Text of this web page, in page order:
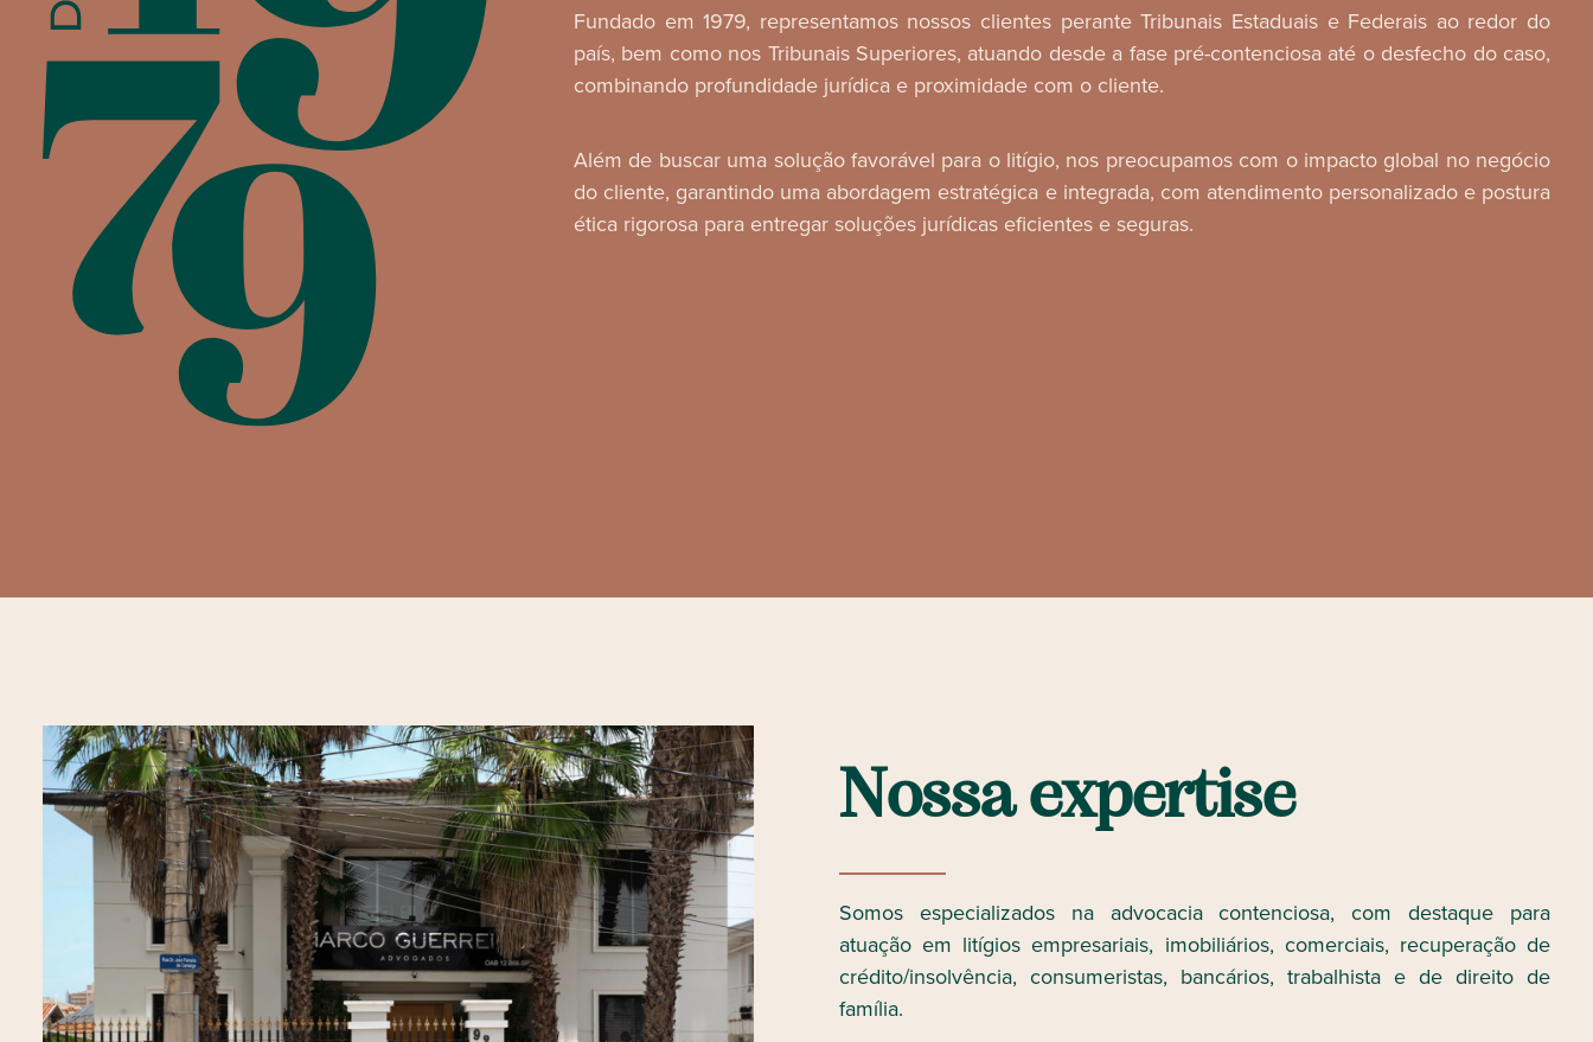
Fundado em 1979, representamos nossos clientes perante Tribunais Estaduais e Federais ao redor do
país, bem como nos Tribunais Superiores, atuando desde a fase pré-contenciosa até o desfecho do caso,
combinando profundidade jurídica e proximidade com o cliente.
Além de buscar uma solução favorável para o litígio, nos preocupamos com o impacto global no negócio
do cliente, garantindo uma abordagem estratégica e integrada, com atendimento personalizado e postura
ética rigorosa para entregar soluções jurídicas eficientes e seguras.
Nossa expertise
Somos especializados na advocacia contenciosa, com destaque para
atuação em litígios empresariais, imobiliários, comerciais, recuperação de
crédito/insolvência, consumeristas, bancários, trabalhista e de direito de
família.